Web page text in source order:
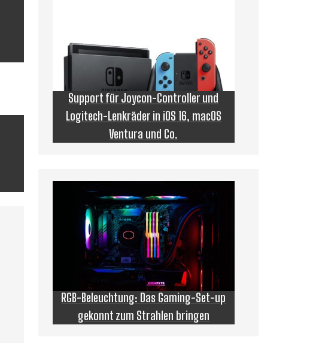
Support für Joycon-Controller und
Logitech-Lenkräder in iOS 16, macOS
Ventura und Co.
RGB-Beleuchtung: Das Gaming-Set-up
gekonnt zum Strahlen bringen